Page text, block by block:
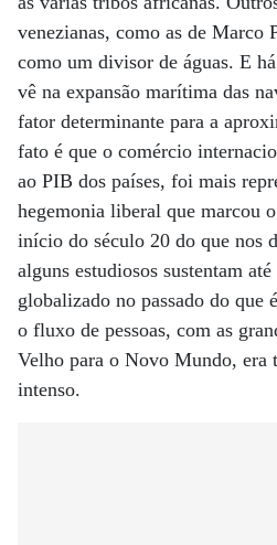
venezianas, como as de Marco
como um divisor de águas. E
vê na expansão marítima das
fator determinante para a
fato é que o comércio
ao PIB dos países, foi mais
hegemonia liberal que marcou
início do século 20 do que nos
alguns estudiosos sustentam
globalizado no passado do que
o fluxo de pessoas, com as
Velho para o Novo Mundo, era
intenso.